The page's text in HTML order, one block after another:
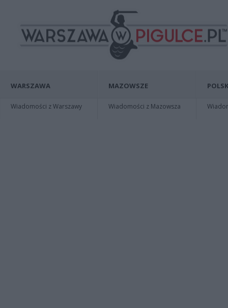
WARSZAWA
Wiadomości z Warszawy
MAZOWSZE
Wiadomości z Mazowsza